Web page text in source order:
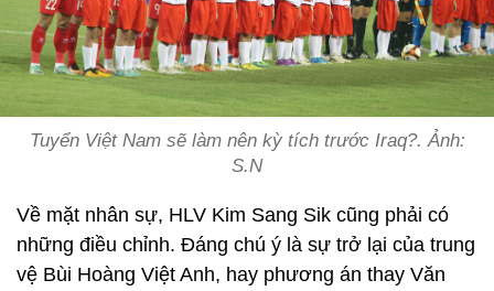
Tuyển Việt Nam sẽ làm nên kỳ tích trước Iraq?. Ảnh:
S.N
Về mặt nhân sự, HLV Kim Sang Sik cũng phải có
những điều chỉnh. Đáng chú ý là sự trở lại của trung
vệ Bùi Hoàng Việt Anh, hay phương án thay Văn